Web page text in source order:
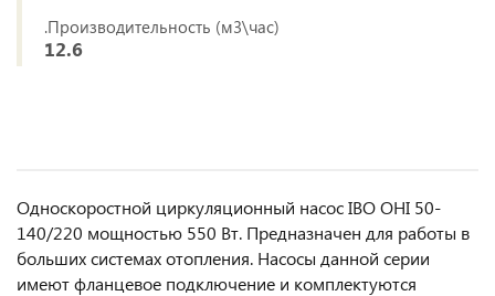
.Производительность (м3\час)
12.6
Односкоростной циркуляционный насос IBO OHI 50-
140/220 мощностью 550 Вт. Предназначен для работы в
больших системах отопления. Насосы данной серии
имеют фланцевое подключение и комплектуются